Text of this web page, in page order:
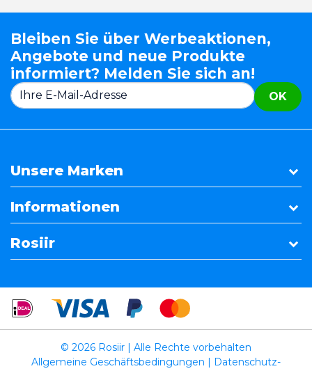
Bleiben Sie über Werbeaktionen,
Angebote und neue Produkte
informiert? Melden Sie sich an!
OK
Unsere Marken
Informationen
Rosiir
© 2026 Rosiir | Alle Rechte vorbehalten
Allgemeine Geschäftsbedingungen | Datenschutz-